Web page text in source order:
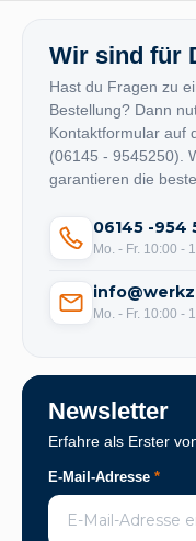
Wir sind für
Hast du Fragen zu
Bestellung? Dann
Kontaktformular auf
(06145 - 9545250).
garantieren die
06145 -954
Mo. - Fr. 10:00 -
Mo. - Fr. 10:00 -
Newsletter
Erfahre als Erster
E-Mail-Adresse *